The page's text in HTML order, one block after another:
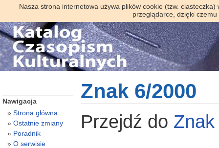
Nasza strona internetowa używa plików cookie (tzw.
przeglądarce, dzięki
Znak 6/2000
Przejdź do
Nawigacja
Strona główna
Ostatnie zmiany
Poradnik
O serwisie